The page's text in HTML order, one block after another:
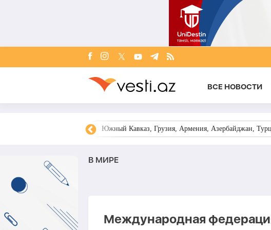
ВСЕ НОВОСТИ
Южный Кавказ, Грузия, Армения, Азербайджан,
В МИРЕ
Международная